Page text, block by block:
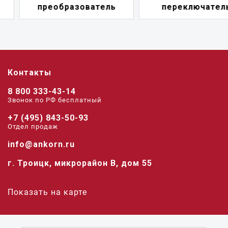
преобразователь
переключатель
Контакты
8 800 333-43-14
Звонок по РФ беcплатный
+7 (495) 843-50-93
Отдел продаж
info@ankorn.ru
г. Троицк, микрорайон В, дом 55
Показать на карте